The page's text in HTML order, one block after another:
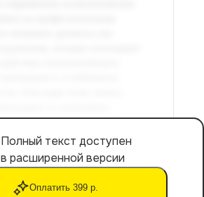
Полный текст доступен
в расширенной версии
Оплатить 399 р.